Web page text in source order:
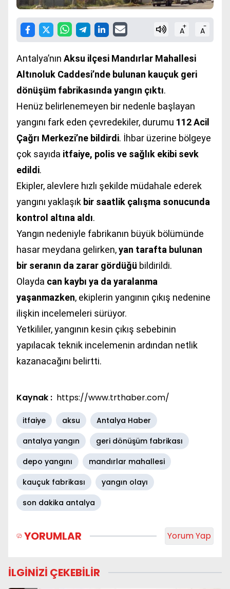
A+ A-
Antalya’nın Aksu ilçesi Mandırlar Mahallesi
Altınoluk Caddesi’nde bulunan kauçuk geri
dönüşüm fabrikasında yangın çıktı.
Henüz belirlenemeyen bir nedenle başlayan
yangını fark eden çevredekiler, durumu 112 Acil
Çağrı Merkezi’ne bildirdi. İhbar üzerine bölgeye
çok sayıda itfaiye, polis ve sağlık ekibi sevk
edildi.
Ekipler, alevlere hızlı şekilde müdahale ederek
yangını yaklaşık bir saatlik çalışma sonucunda
kontrol altına aldı.
Yangın nedeniyle fabrikanın büyük bölümünde
hasar meydana gelirken,yan tarafta bulunan
bir seranın da zarar gördüğü bildirildi.
Olayda can kaybı ya da yaralanma
yaşanmazken, ekiplerin yangının çıkış nedenine
ilişkin incelemeleri sürüyor.
Yetkililer, yangının kesin çıkış sebebinin
yapılacak teknik incelemenin ardından netlik
kazanacağını belirtti.
Kaynak : https://www.trthaber.com/
itfaiye aksu
Antalya Haber
antalya yangın
geri dönüşüm fabrikası
depo yangını
mandırlar mahallesi
kauçuk fabrikası
yangın olayı
son dakika antalya
YORUMLAR Yorum Yap
İLGİNİZİ ÇEKEBİLİR